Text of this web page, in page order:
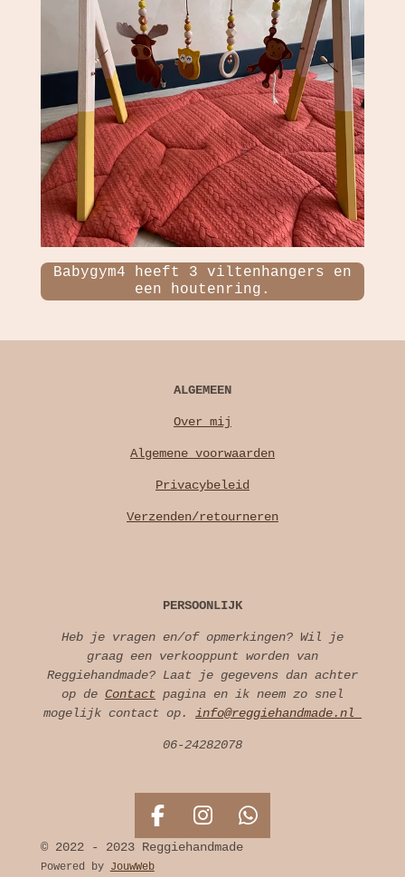
Babygym4 heeft 3 viltenhangers en
een houtenring.
ALGEMEEN
Over mij
Algemene voorwaarden
Privacybeleid
Verzenden/retourneren
PERSOONLIJK
Heb je vragen en/of opmerkingen? Wil je
graag een verkooppunt worden van
Reggiehandmade? Laat je gegevens dan achter
op de Contact pagina en ik neem zo snel
mogelijk contact op. info@reggiehandmade.nl
06-24282078
F
a
I
n
W
© 2022 - 2023 Reggiehandmade
Powered by JouwWeb